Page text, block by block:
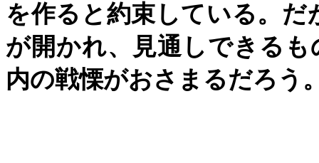
を作ると約束している。だ
が開かれ、見通しできる
内の戦慄がおさまるだろう